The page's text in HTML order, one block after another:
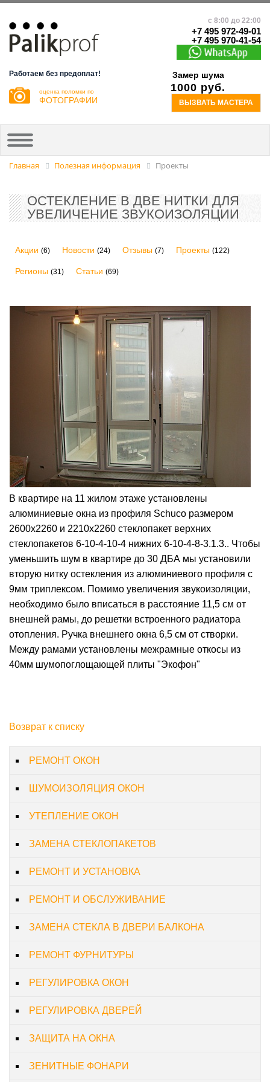
с 8:00 до 22:00
+7 495 972-49-01
+7 495 970-41-54
Работаем без предоплат!
оценка поломки по
ФОТОГРАФИИ
Замер шума
1000 руб.
ВЫЗВАТЬ МАСТЕРА
Главная Полезная информация Проекты
ОСТЕКЛЕНИЕ В ДВЕ НИТКИ ДЛЯ
УВЕЛИЧЕНИЕ ЗВУКОИЗОЛЯЦИИ
РЕМОНТ ОКОН
ШУМОИЗОЛЯЦИЯ ОКОН
УТЕПЛЕНИЕ ОКОН
ЗАМЕНА СТЕКЛОПАКЕТОВ
РЕМОНТ И УСТАНОВКА
РЕМОНТ И ОБСЛУЖИВАНИЕ
ЗАМЕНА СТЕКЛА В ДВЕРИ БАЛКОНА
РЕМОНТ ФУРНИТУРЫ
РЕГУЛИРОВКА ОКОН
РЕГУЛИРОВКА ДВЕРЕЙ
ЗАЩИТА НА ОКНА
ЗЕНИТНЫЕ ФОНАРИ
Акции (6) Новости (24) Отзывы (7) Проекты (122)
Регионы (31) Статьи (69)
В квартире на 11 жилом этаже установлены
алюминиевые окна из профиля Schuco размером
2600х2260 и 2210х2260 стеклопакет верхних
стеклопакетов 6-10-4-10-4 нижних 6-10-4-8-3.1.3.. Чтобы
уменьшить шум в квартире до 30 ДБА мы установили
вторую нитку остекления из алюминиевого профиля с
9мм триплексом. Помимо увеличения звукоизоляции,
необходимо было вписаться в расстояние 11,5 см от
внешней рамы, до решетки встроенного радиатора
отопления. Ручка внешнего окна 6,5 см от створки.
Между рамами установлены межрамные откосы из
40мм шумопоглощающей плиты "Экофон"
Возврат к списку